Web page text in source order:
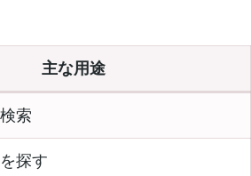
主な用途
索
探す